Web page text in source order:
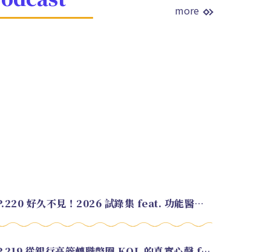
more
EP.220 好久不見！2026 試錄集 feat. 功能醫學營養師 美寶